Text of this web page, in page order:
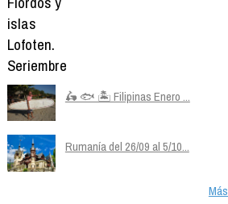
🛵 🐟 🏝️ Filipinas Enero ...
Rumanía del 26/09 al 5/10...